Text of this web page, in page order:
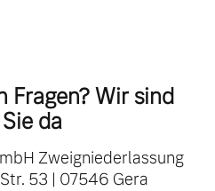
Fragen? Wir sind
da
Zweigniederlassung
53 | 07546 Gera